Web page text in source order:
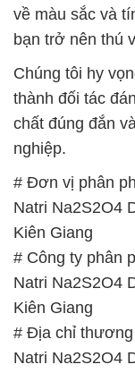
về màu sắc và
bạn trở nên thú
Chúng tôi hy
thành đối tác
chất đúng đắn
nghiệp.
# Đơn vị phân
Natri Na2S2O4
Kiên Giang
# Công ty phân
Natri Na2S2O4
Kiên Giang
# Địa chỉ thương
Natri Na2S2O4